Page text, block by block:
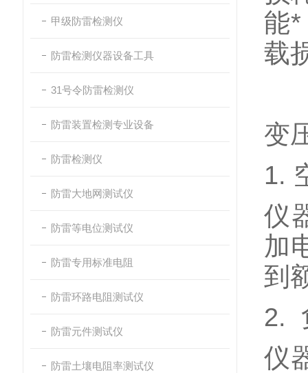
甲级防雷检测仪
防雷检测仪器设备工具
31号令防雷检测仪
防雷装置检测专业设备
防雷检测仪
防雷大地网测试仪
防雷等电位测试仪
防雷专用标准电阻
防雷环路电阻测试仪
防雷元件测试仪
防雷土壤电阻率测试仪
能
载
变
1.
仪
加
到
2.
仪